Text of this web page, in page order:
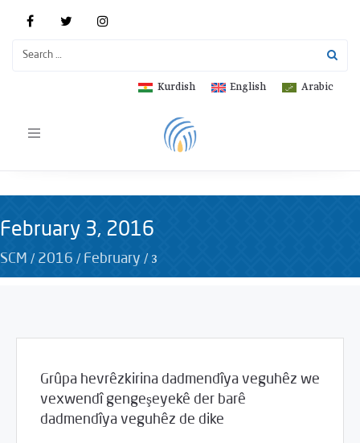
Arabic
English
Kurdish
Toggle
February 3, 2016
SCM / 2016 / February / 3
Grûpa hevrêzkirina dadmendîya veguhêz we
vexwendî gengeşeyekê der barê
dadmendîya veguhêz de dike